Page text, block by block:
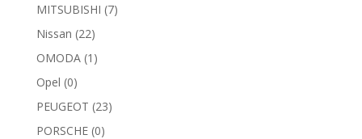
MITSUBISHI (7)
Nissan (22)
OMODA (1)
Opel (0)
PEUGEOT (23)
PORSCHE (0)